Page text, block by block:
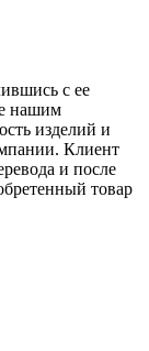
с ее
нашим
изделий и
Клиент
и после
товар